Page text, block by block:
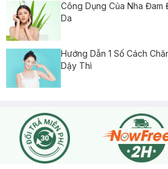
Công Dụng Của Nha Đam
Da
Hướng Dẫn 1 Số Cách
Dậy Thì